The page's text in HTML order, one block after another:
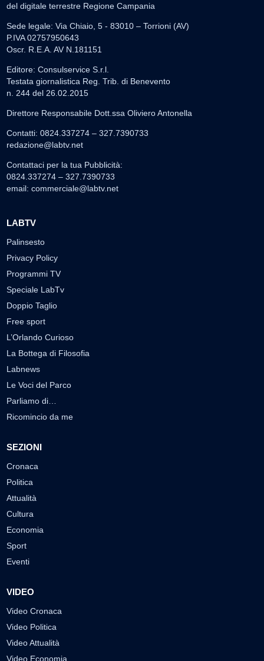
del digitale terrestre Regione Campania
Sede legale: Via Chiaio, 5 - 83010 – Torrioni (AV)
P.IVA 02757950643
Oscr. R.E.A. AV N.181151
Editore: Consulservice S.r.l.
Testata giornalistica Reg. Trib. di Benevento
n. 244 del 26.02.2015
Direttore Responsabile Dott.ssa Oliviero Antonella
Contatti: 0824.337274 – 327.7390733
redazione@labtv.net
Contattaci per la tua Pubblicità:
0824.337274 – 327.7390733
email: commerciale@labtv.net
LABTV
Palinsesto
Privacy Policy
Programmi TV
Speciale LabTv
Doppio Taglio
Free sport
L’Orlando Curioso
La Bottega di Filosofia
Labnews
Le Voci del Parco
Parliamo di…
Ricomincio da me
SEZIONI
Cronaca
Politica
Attualità
Cultura
Economia
Sport
Eventi
VIDEO
Video Cronaca
Video Politica
Video Attualità
Video Economia